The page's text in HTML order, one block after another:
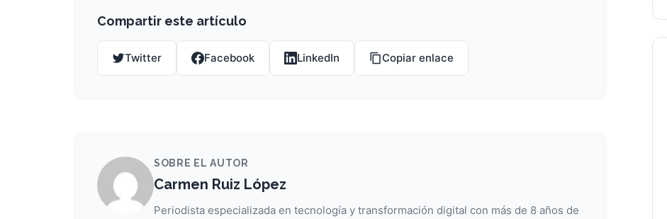
Compartir este artículo
Twitter Facebook LinkedIn Copiar enlace
SOBRE EL AUTOR
Carmen Ruiz López
Periodista especializada en tecnología y transformación digital con más de 8 años de